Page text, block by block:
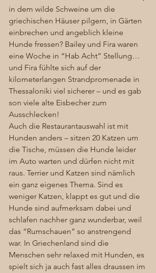
in dem wilde Schweine um die
griechischen Häuser pilgern, in Gärten
einbrechen und angeblich kleine
Hunde fressen? Bailey und Fira waren
eine Woche in “Hab Acht” Stellung…
und Fira fühlte sich auf der
kilometerlangen Strandpromenade in
Thessaloniki viel sicherer – und es gab
son viele alte Eisbecher zum
Ausschlecken!
Auch die Restaurantauswahl ist mit
Hunden anders – sitzen 20 Katzen um
die Tische, müssen die Hunde leider
im Auto warten und dürfen nicht mit
raus. Terrier und Katzen sind nämlich
ein ganz eigenes Thema. Sind es
weniger Katzen, klappt es gut und die
Hunde sind aufmerksam dabei und
schlafen nachher ganz wunderbar, weil
das “Rumschauen” so anstrengend
war. In Griechenland sind die
Menschen sehr relaxed mit Hunden, es
spielt sich ja auch fast alles draussen im